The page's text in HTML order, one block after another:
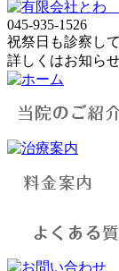
045-935-1526
祝祭日も診察し
詳しくはお知ら